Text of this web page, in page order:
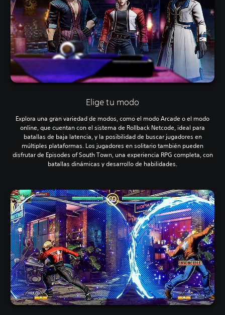
Elige tu modo
Explora una gran variedad de modos, como el modo Arcade o el modo
online, que cuentan con el sistema de Rollback Netcode, ideal para
batallas de baja latencia, y la posibilidad de buscar jugadores en
múltiples plataformas. Los jugadores en solitario también pueden
disfrutar de Episodes of South Town, una experiencia RPG completa, con
batallas dinámicas y desarrollo de habilidades.